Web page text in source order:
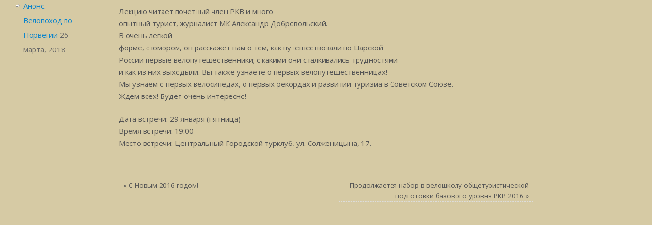
Лекцию читает почетный член РКВ и много
опытный турист, журналист МК Александр Добровольский.
В очень легкой
форме, с юмором, он расскажет нам о том, как путешествовали по Царской
России первые велопутешественники; с какими они сталкивались трудностями
и как из них выходыли. Вы также узнаете о первых велопутешественницах!
Мы узнаем о первых велосипедах, о первых рекордах и развитии туризма в Советском Союзе.
Ждем всех! Будет очень интересно!
Дата встречи: 29 января (пятница)
Время встречи: 19:00
Место встречи: Центральный Городской турклуб, ул. Солженицына, 17.
«С Новым 2016 годом!
Продолжается набор в велошколу общетуристической
подготовки базового уровня РКВ 2016 »
Анонс.
Велопоход по
Норвегии 26
марта, 2018